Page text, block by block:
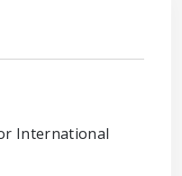
International